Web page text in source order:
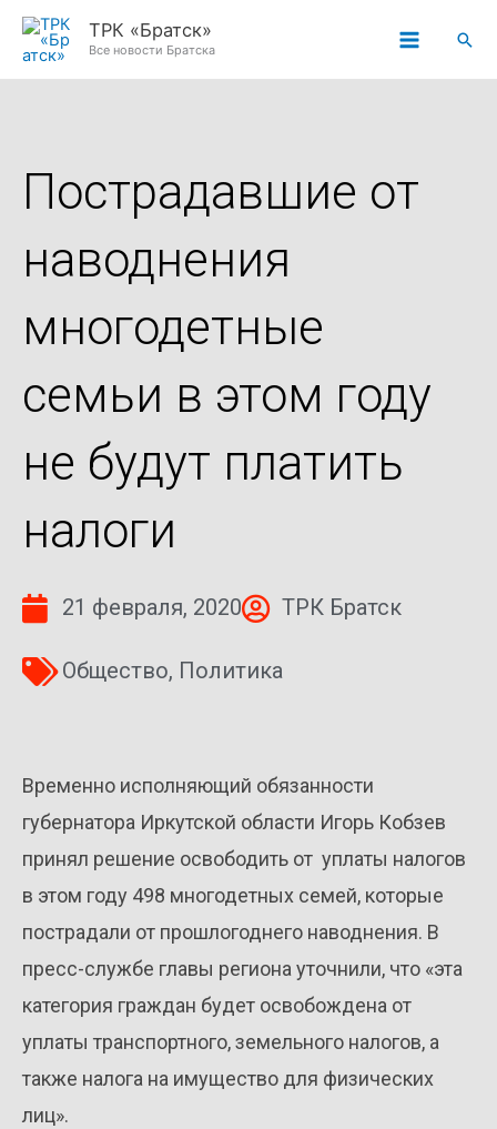
Перейти
ТРК «Братск»
Все новости Братска
Пострадавшие от
наводнения
многодетные
семьи в этом году
не будут платить
налоги
21 февраля, 2020 ТРК Братск
Общество, Политика
Временно исполняющий обязанности
губернатора Иркутской области Игорь Кобзев
принял решение освободить от уплаты налогов
в этом году 498 многодетных семей, которые
пострадали от прошлогоднего наводнения. В
пресс-службе главы региона уточнили, что «эта
категория граждан будет освобождена от
уплаты транспортного, земельного налогов, а
также налога на имущество для физических
лиц».